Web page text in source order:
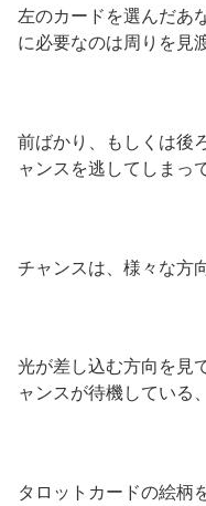
左のカードを選んだあ
に必要なのは周りを見
前ばかり、もしくは後
ャンスを逃してしまっ
チャンスは、様々な方
光が差し込む方向を見
ャンスが待機している
タロットカードの絵柄